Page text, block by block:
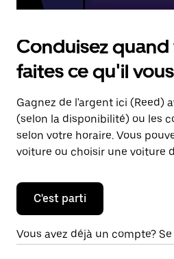
Conduisez quand
faites ce qu'il
Gagnez de l'argent ici (Reed)
(selon la disponibilité) ou les
selon votre horaire. Vous
voiture ou choisir une voiture
C'est parti
Vous avez déjà un compte?